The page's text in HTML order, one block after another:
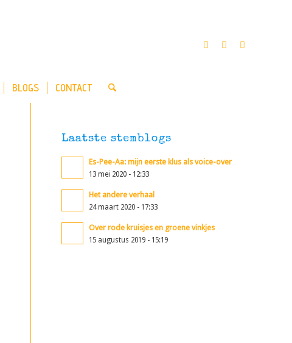
BLOGS CONTACT
Laatste stemblogs
Es-Pee-Aa: mijn eerste klus als voice-over
13 mei 2020 - 12:33
Het andere verhaal
24 maart 2020 - 17:33
Over rode kruisjes en groene vinkjes
15 augustus 2019 - 15:19